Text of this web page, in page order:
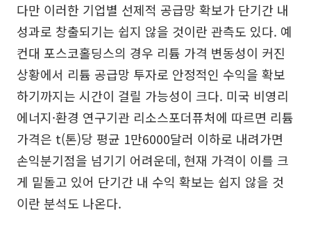
다만 이러한 기업별 선제적 공급망 확보가 단기간 내
성과로 창출되기는 쉽지 않을 것이란 관측도 있다. 예
컨대 포스코홀딩스의 경우 리튬 가격 변동성이 커진
상황에서 리튬 공급망 투자로 안정적인 수익을 확보
하기까지는 시간이 걸릴 가능성이 크다. 미국 비영리
에너지·환경 연구기관 리소스포더퓨처에 따르면 리튬
가격은 t(톤)당 평균 1만6000달러 이하로 내려가면
손익분기점을 넘기기 어려운데, 현재 가격이 이를 크
게 밑돌고 있어 단기간 내 수익 확보는 쉽지 않을 것
이란 분석도 나온다.